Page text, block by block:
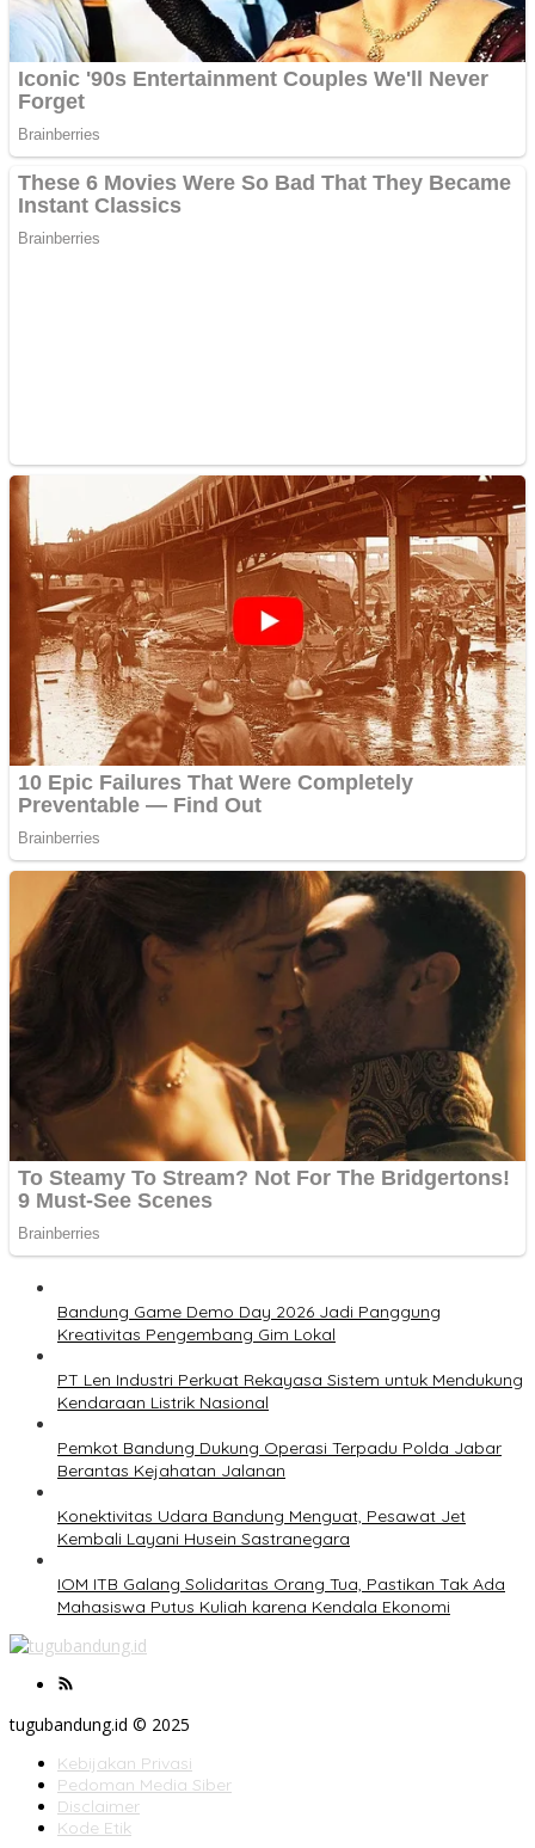
Bandung Game Demo Day 2026 Jadi Panggung
Kreativitas Pengembang Gim Lokal
PT Len Industri Perkuat Rekayasa Sistem untuk Mendukung
Kendaraan Listrik Nasional
Pemkot Bandung Dukung Operasi Terpadu Polda Jabar
Berantas Kejahatan Jalanan
Konektivitas Udara Bandung Menguat, Pesawat Jet
Kembali Layani Husein Sastranegara
IOM ITB Galang Solidaritas Orang Tua, Pastikan Tak Ada
Mahasiswa Putus Kuliah karena Kendala Ekonomi
tugubandung.id © 2025
Kebijakan Privasi
Pedoman Media Siber
Disclaimer
Kode Etik